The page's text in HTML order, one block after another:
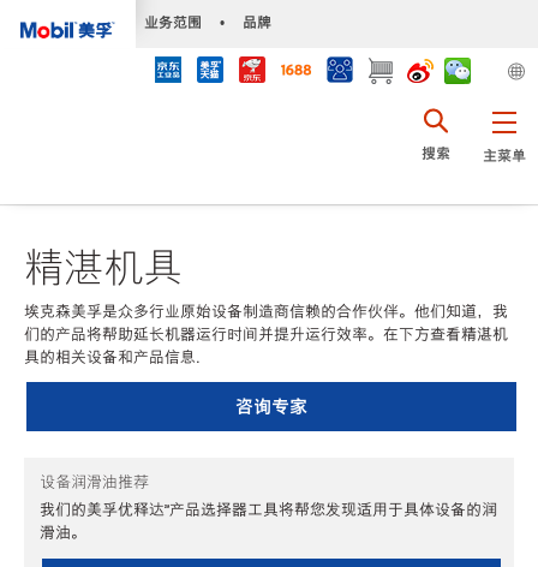
业务范围 • 品牌
主菜单
搜索
精湛机具
埃克森美孚是众多行业原始设备制造商信赖的合作伙伴。他们知道，我
们的产品将帮助延长机器运行时间并提升运行效率。在下方查看精湛机
具的相关设备和产品信息.
咨询专家
设备润滑油推荐
我们的美孚优释达℠产品选择器工具将帮您发现适用于具体设备的润
滑油。